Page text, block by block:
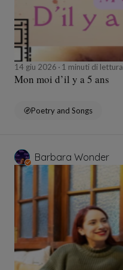
14 giu 2026 1 minuti di lettura
Mon moi d’il y a 5 ans
Poetry and Songs
Barbara Wonder